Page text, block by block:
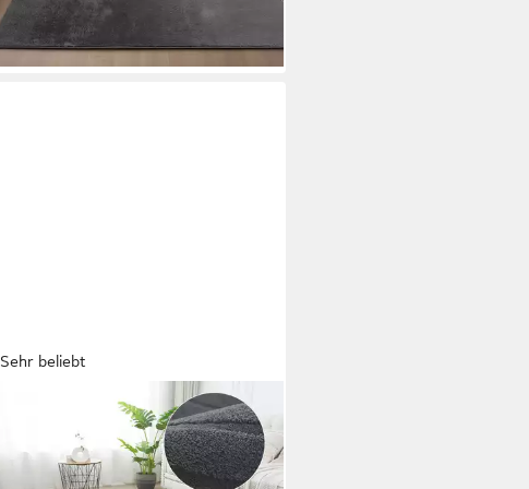
lieferbar - in 6-7 Werktagen bei dir
Sehr beliebt
Teppich Cali Regenbogen, Hoch-Tief-
Effekt, rechteckig, Höhe: 15 mm, Uni-
Farben, flauschig, waschbar, weich,